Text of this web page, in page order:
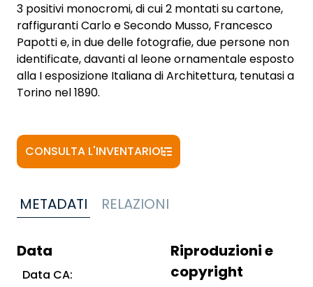
3 positivi monocromi, di cui 2 montati su cartone,
raffiguranti Carlo e Secondo Musso, Francesco
Papotti e, in due delle fotografie, due persone non
identificate, davanti al leone ornamentale esposto
alla I esposizione Italiana di Architettura, tenutasi a
Torino nel 1890.
CONSULTA L'INVENTARIO
METADATI RELAZIONI
Data
Data CA:
Riproduzioni e
copyright